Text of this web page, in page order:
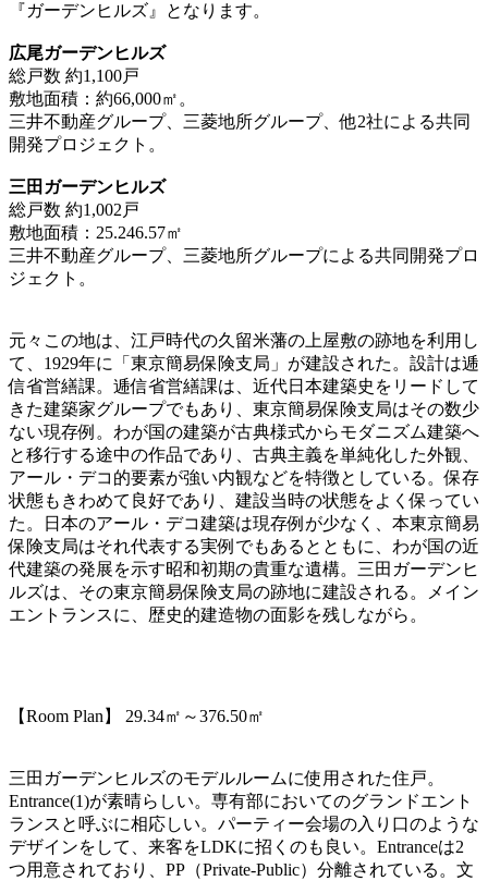
『ガーデンヒルズ』となります。
広尾ガーデンヒルズ
総戸数 約1,100戸
敷地面積：約66,000㎡。
三井不動産グループ、三菱地所グループ、他2社による共同
開発プロジェクト。
三田ガーデンヒルズ
総戸数 約1,002戸
敷地面積：25.246.57㎡
三井不動産グループ、三菱地所グループによる共同開発プロ
ジェクト。
元々この地は、江戸時代の久留米藩の上屋敷の跡地を利用し
て、1929年に「東京簡易保険支局」が建設された。設計は逓
信省営繕課。逓信省営繕課は、近代日本建築史をリードして
きた建築家グループでもあり、東京簡易保険支局はその数少
ない現存例。わが国の建築が古典様式からモダニズム建築へ
と移行する途中の作品であり、古典主義を単純化した外観、
アール・デコ的要素が強い内観などを特徴としている。保存
状態もきわめて良好であり、建設当時の状態をよく保ってい
た。日本のアール・デコ建築は現存例が少なく、本東京簡易
保険支局はそれ代表する実例でもあるとともに、わが国の近
代建築の発展を示す昭和初期の貴重な遺構。三田ガーデンヒ
ルズは、その東京簡易保険支局の跡地に建設される。メイン
エントランスに、歴史的建造物の面影を残しながら。
【Room Plan 】 29.34㎡～376.50㎡
三田ガーデンヒルズのモデルルームに使用された住戸。
Entrance(1)が素晴らしい。専有部においてのグランドエント
ランスと呼ぶに相応しい。パーティー会場の入り口のような
デザインをして、来客をLDKに招くのも良い。Entranceは2
つ用意されており、PP（Private-Public）分離されている。文